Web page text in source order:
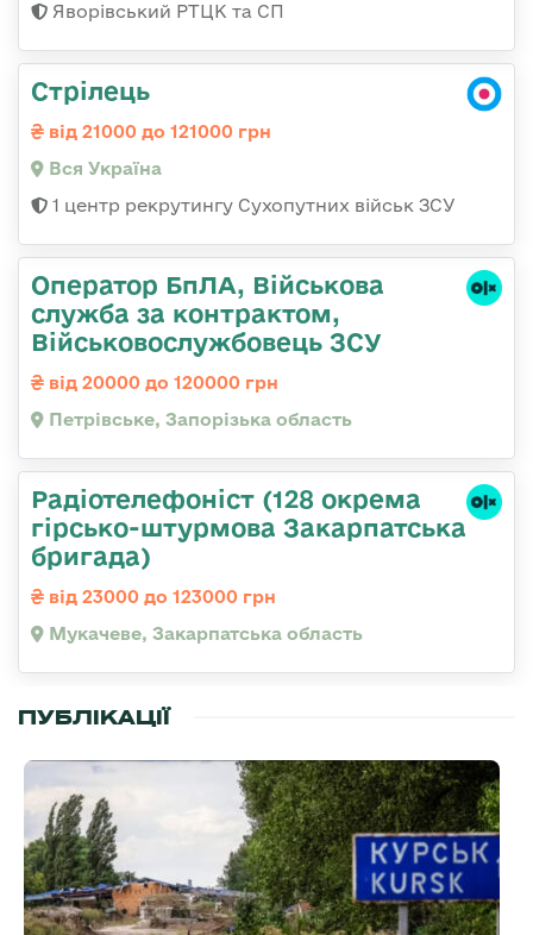
Яворівський РТЦК та СП
Стрілець
від 21000 до 121000 грн
Вся Україна
1 центр рекрутингу Сухопутних військ ЗСУ
Оператор БпЛА, Військова
служба за контрактом,
Військовослужбовець ЗСУ
від 20000 до 120000 грн
Петрівське, Запорізька область
Радіотелефоніст (128 окрема
гірсько-штурмова Закарпатська
бригада)
від 23000 до 123000 грн
Мукачеве, Закарпатська область
ПУБЛІКАЦІЇ